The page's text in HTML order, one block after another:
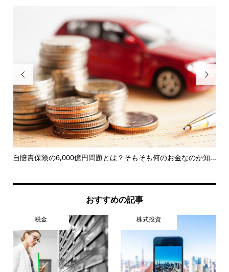

自賠責保険の6,000億円問題とは？そもそも何のお金なのか知...

おすすめの記事
税金 株式投資